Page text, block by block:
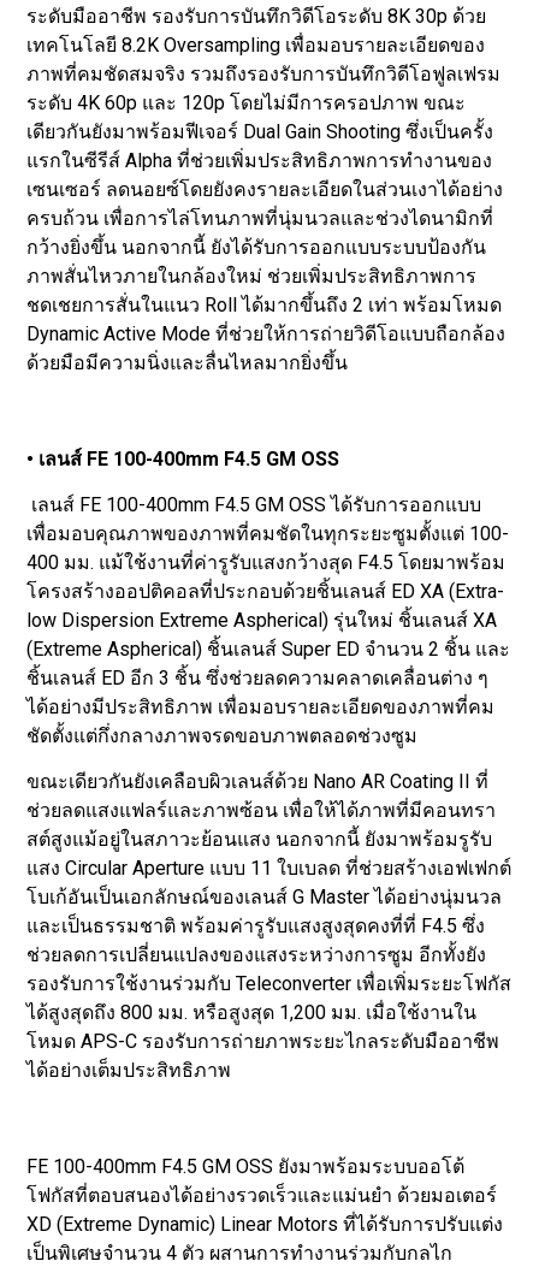
ระดับมืออาชีพ รองรับการบันทึกวิดีโอระดับ 8K 30p ด้วย
เทคโนโลยี 8.2K Oversampling เพื่อมอบรายละเอียดของ
ภาพที่คมชัดสมจริง รวมถึงรองรับการบันทึกวิดีโอฟูลเฟรม
ระดับ 4K 60p และ 120p โดยไม่มีการครอปภาพ ขณะ
เดียวกันยังมาพร้อมฟีเจอร์ Dual Gain Shooting ซึ่งเป็นครั้ง
แรกในซีรีส์ Alpha ที่ช่วยเพิ่มประสิทธิภาพการทำงานของ
เซนเซอร์ ลดนอยซ์โดยยังคงรายละเอียดในส่วนเงาได้อย่าง
ครบถ้วน เพื่อการไล่โทนภาพที่นุ่มนวลและช่วงไดนามิกที่
กว้างยิ่งขึ้น นอกจากนี้ ยังได้รับการออกแบบระบบป้องกัน
ภาพสั่นไหวภายในกล้องใหม่ ช่วยเพิ่มประสิทธิภาพการ
ชดเชยการสั่นในแนว Roll ได้มากขึ้นถึง 2 เท่า พร้อมโหมด
Dynamic Active Mode ที่ช่วยให้การถ่ายวิดีโอแบบถือกล้อง
ด้วยมือมีความนิ่งและลื่นไหลมากยิ่งขึ้น
• เลนส์ FE 100-400mm F4.5 GM OSS
เลนส์ FE 100-400mm F4.5 GM OSS ได้รับการออกแบบ
เพื่อมอบคุณภาพของภาพที่คมชัดในทุกระยะซูมตั้งแต่ 100-
400 มม. แม้ใช้งานที่ค่ารูรับแสงกว้างสุด F4.5 โดยมาพร้อม
โครงสร้างออปติคอลที่ประกอบด้วยชิ้นเลนส์ ED XA (Extra-
low Dispersion Extreme Aspherical) รุ่นใหม่ ชิ้นเลนส์ XA
(Extreme Aspherical) ชิ้นเลนส์ Super ED จำนวน 2 ชิ้น และ
ชิ้นเลนส์ ED อีก 3 ชิ้น ซึ่งช่วยลดความคลาดเคลื่อนต่าง ๆ
ได้อย่างมีประสิทธิภาพ เพื่อมอบรายละเอียดของภาพที่คม
ชัดตั้งแต่กึ่งกลางภาพจรดขอบภาพตลอดช่วงซูม
ขณะเดียวกันยังเคลือบผิวเลนส์ด้วย Nano AR Coating II ที่
ช่วยลดแสงแฟลร์และภาพซ้อน เพื่อให้ได้ภาพที่มีคอนทรา
สต์สูงแม้อยู่ในสภาวะย้อนแสง นอกจากนี้ ยังมาพร้อมรูรับ
แสง Circular Aperture แบบ 11 ใบเบลด ที่ช่วยสร้างเอฟเฟกต์
โบเก้อันเป็นเอกลักษณ์ของเลนส์ G Master ได้อย่างนุ่มนวล
และเป็นธรรมชาติ พร้อมค่ารูรับแสงสูงสุดคงที่ที่ F4.5 ซึ่ง
ช่วยลดการเปลี่ยนแปลงของแสงระหว่างการซูม อีกทั้งยัง
รองรับการใช้งานร่วมกับ Teleconverter เพื่อเพิ่มระยะโฟกัส
ได้สูงสุดถึง 800 มม. หรือสูงสุด 1,200 มม. เมื่อใช้งานใน
โหมด APS-C รองรับการถ่ายภาพระยะไกลระดับมืออาชีพ
ได้อย่างเต็มประสิทธิภาพ
FE 100-400mm F4.5 GM OSS ยังมาพร้อมระบบออโต้
โฟกัสที่ตอบสนองได้อย่างรวดเร็วและแม่นยำ ด้วยมอเตอร์
XD (Extreme Dynamic) Linear Motors ที่ได้รับการปรับแต่ง
เป็นพิเศษจำนวน 4 ตัว ผสานการทำงานร่วมกับกลไก